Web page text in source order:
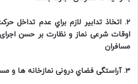
2. اتخاذ تدابير لازم براي عدم تداخل
اوقات شرعی نماز و نظارت بر حسن
مسافران
3. آراستگی فضاي درونی نمازخانه ها و مساجد